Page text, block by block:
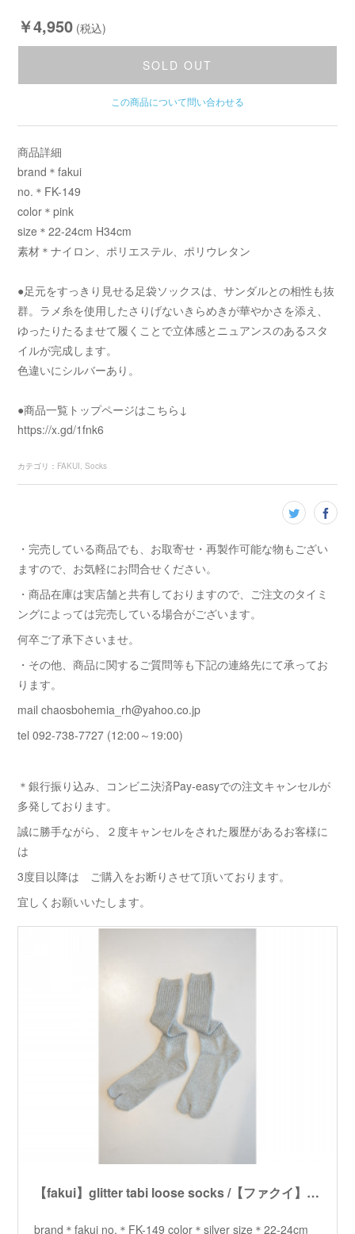
￥4,950 (税込)
SOLD OUT
この商品について問い合わせる
商品詳細
brand＊fakui
no.＊FK-149
color＊pink
size＊22-24cm H34cm
素材＊ナイロン、ポリエステル、ポリウレタン
●足元をすっきり見せる足袋ソックスは、サンダルとの相性も抜
群。ラメ糸を使用したさりげないきらめきが華やかさを添え、
ゆったりたるませて履くことで立体感とニュアンスのあるスタ
イルが完成します。
色違いにシルバーあり。
●商品一覧トップページはこちら↓
https://x.gd/1fnk6
カテゴリ ： FAKUI Socks
・完売している商品でも、お取寄せ・再製作可能な物もござい
ますので、お気軽にお問合せください。
・商品在庫は実店舗と共有しておりますので、ご注文のタイミ
ングによっては完売している場合がございます。
何卒ご了承下さいませ。
・その他、商品に関するご質問等も下記の連絡先にて承ってお
ります。
mail chaosbohemia_rh@yahoo.co.jp
tel 092-738-7727 (12:00～19:00)
＊銀行振り込み、コンビニ決済Pay-easyでの注文キャンセルが
多発しております。
誠に勝手ながら、２度キャンセルをされた履歴があるお客様に
は
3度目以降は ご購入をお断りさせて頂いております。
宜しくお願いいたします。
【fakui】glitter tabi loose socks /【ファクイ】グリッタータビルーズソックス
brand＊fakui no.＊FK-149 color＊silver size＊22-24cm